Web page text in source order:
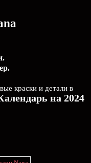
краски и детали в
на 2024